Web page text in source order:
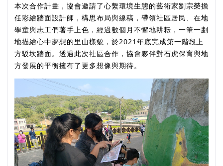
本次合作計畫，協會邀請了心繫環境生態的藝術家劉宗榮擔
任彩繪牆面設計師，構思布局與線稿，帶領社區居民、在地
學童與志工們著手上色，經過數個月不懈地耕耘，一筆一劃
地描繪心中夢想的里山樣貌，於2021年底完成第一階段上
方駁坎牆面。 透過此次社區合作，協會夥伴對石虎保育與地
方發展的平衡擁有了更多想像與期待。